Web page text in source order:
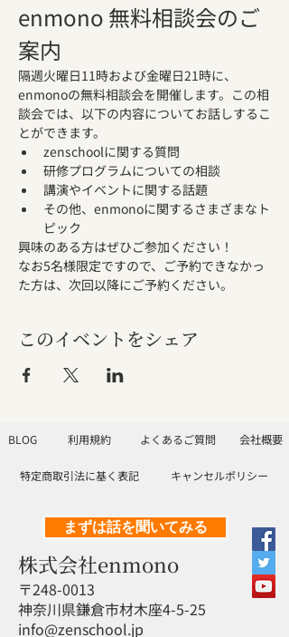
enmono 無料相談会のご
案内
隔週火曜日11時および金曜日21時に、
enmonoの無料相談会を開催します。この相
談会では、以下の内容についてお話しするこ
とができます。
zenschoolに関する質問
研修プログラムについての相談
講演やイベントに関する話題
その他、enmonoに関するさまざまなト
ピック
興味のある方はぜひご参加ください！
なお5名様限定ですので、ご予約できなかっ
た方は、次回以降にご予約ください。
このイベントをシェア
BLOG 利用規約 よくあるご質問 会社概要
特定商取引法に基く表記 キャンセルポリシー
まずは話を聞いてみる
株式会社enmono
〒248-0013
神奈川県鎌倉市材木座4-5-25
info@zenschool.jp